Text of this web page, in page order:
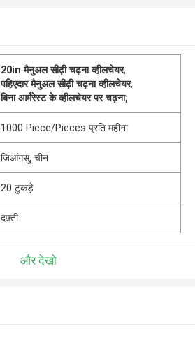
20in मैनुअल सीढ़ी चढ़ना व्हीलचेयर,
पहिएदार मैनुअल सीढ़ी चढ़ना व्हीलचेयर,
बिना आर्मरेस्ट के व्हीलचेयर पर चढ़ना;
1000 Piece/Pieces प्रति महीना
जिआंगसु, चीन
20 टुकड़े
दफ़्ती
और देखो